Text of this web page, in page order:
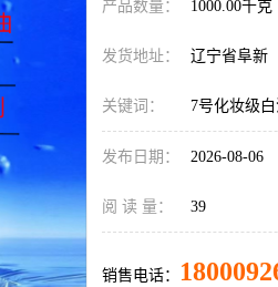
产品数量： 1000.00千克
发货地址： 辽宁省阜新
关键词： 7号化妆级白
发布日期： 2026-08-06
阅 读 量： 39
销售电话：